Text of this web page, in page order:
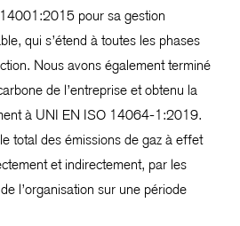
pour sa gestion
qui s’étend à toutes les phases
Nous avons également terminé
de l’entreprise et obtenu la
à UNI EN ISO 14064-1:2019.
total des émissions de gaz à effet
et indirectement, par les
l’organisation sur une période